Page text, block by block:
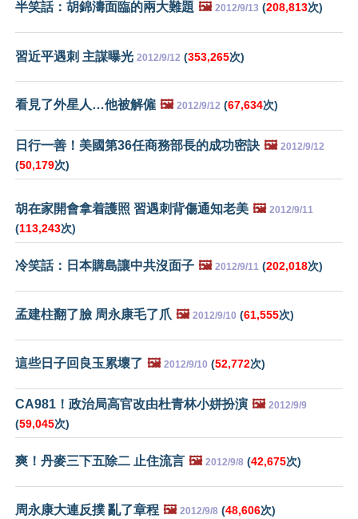
半笑話：胡錦濤面臨的兩大難題 🖼️ 2012/9/13 (208,813次)
習近平遇刺 主謀曝光 2012/9/12 (353,265次)
看見了外星人…他被解僱 🖼️ 2012/9/12 (67,634次)
日行一善！美國第36任商務部長的成功密訣 🖼️ 2012/9/12
(50,179次)
胡在家開會拿着護照 習遇刺背傷通知老美 🖼️ 2012/9/11
(113,243次)
冷笑話：日本購島讓中共沒面子 🖼️ 2012/9/11 (202,018次)
孟建柱翻了臉 周永康毛了爪 🖼️ 2012/9/10 (61,555次)
這些日子回良玉累壞了 🖼️ 2012/9/10 (52,772次)
CA981！政治局高官改由杜青林小姘扮演 🖼️ 2012/9/9
(59,045次)
爽！丹麥三下五除二 止住流言 🖼️ 2012/9/8 (42,675次)
周永康大連反撲 亂了章程 🖼️ 2012/9/8 (48,606次)